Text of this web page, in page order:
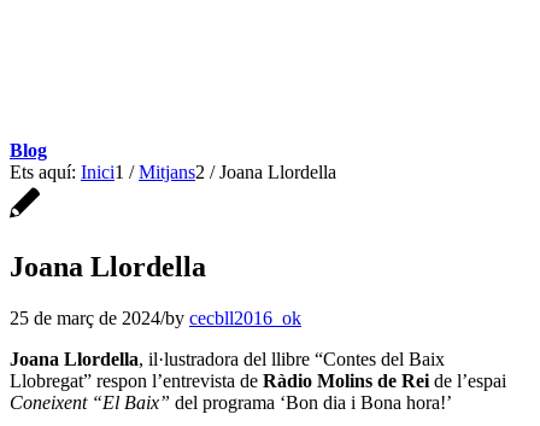
Blog
Ets aquí: Inici1 / Mitjans2 / Joana Llordella
Joana Llordella
25 de març de 2024/by cecbll2016_ok
Joana Llordella, il·lustradora del llibre “Contes del Baix
Llobregat” respon l’entrevista de Ràdio Molins de Rei de l’espai
Coneixent “El Baix” del programa ‘Bon dia i Bona hora!’